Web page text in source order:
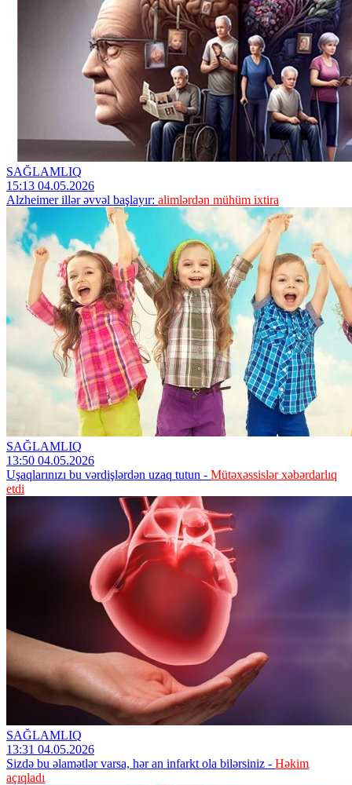
SAĞLAMLIQ
15:13 04.05.2026
Alzheimer illər əvvəl başlayır: alimlərdən mühüm ixtira
SAĞLAMLIQ
13:50 04.05.2026
Uşaqlarınızı bu vərdişlərdən uzaq tutun - Mütəxəssislər xəbərdarlıq
etdi
SAĞLAMLIQ
13:31 04.05.2026
Sizdə bu əlamətlər varsa, hər an infarkt ola bilərsiniz - Həkim
açıqladı